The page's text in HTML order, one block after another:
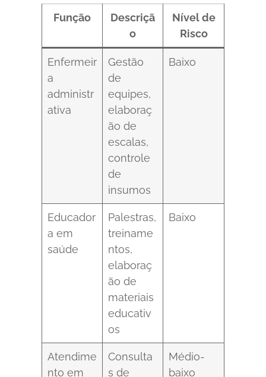
Função
Descriçã
o
Nível de
Risco
Enfermeir
a
administr
ativa
Gestão
de
equipes,
elaboraç
ão de
escalas,
controle
de
insumos
Baixo
Educador
a em
saúde
Palestras,
treiname
ntos,
elaboraç
ão de
materiais
educativ
os
Baixo
Atendime
nto em
Consulta
s de
Médio-
baixo